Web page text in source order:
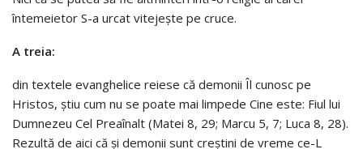
întemeietor S-a urcat vitejeşte pe cruce.
A treia:
din textele evanghelice reiese că demonii Îl cunosc pe
Hristos, ştiu cum nu se poate mai limpede Cine este: Fiul lui
Dumnezeu Cel Preaînalt (Matei 8, 29; Marcu 5, 7; Luca 8, 28).
Rezultă de aici că şi demonii sunt creştini de vreme ce-L